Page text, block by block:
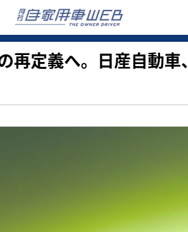
定義へ。日産自動車、